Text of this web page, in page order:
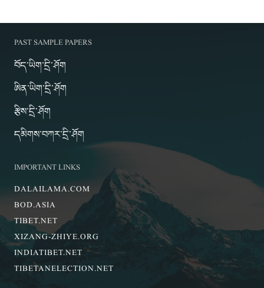
PAST SAMPLE PAPERS
བོད་ཡིག་དྲི་ཤོག
ཨིན་ཡིག་དྲི་ཤོག
རྩིས་དྲི་ཤོག
དམིགས་བཀར་དྲི་ཤོག
IMPORTANT LINKS
DALAILAMA.COM
BOD.ASIA
TIBET.NET
XIZANG-ZHIYE.ORG
INDIATIBET.NET
TIBETANELECTION.NET